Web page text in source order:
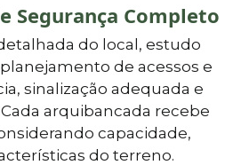
Segurança Completo
do local, estudo
de acessos e
sinalização adequada e
arquibancada recebe
capacidade,
do terreno.